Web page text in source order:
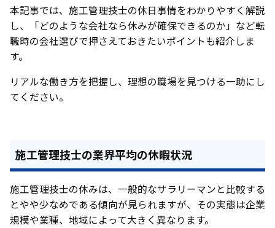
本記事では、施工管理技士の休日事情をわかりやすく解説
し、「どのような会社なら休みが確保できるのか」など転
職時の会社選びで押さえておきたいポイントも紹介しま
す。
リアルな働き方を把握し、理想の職場を見つける一助にし
てください。
施工管理技士の業界平均の休暇状況
施工管理技士の休みは、一般的なサラリーマンと比較する
とやや少なめである傾向が見られますが、その実態は企業
規模や業種、地域によって大きく異なります。